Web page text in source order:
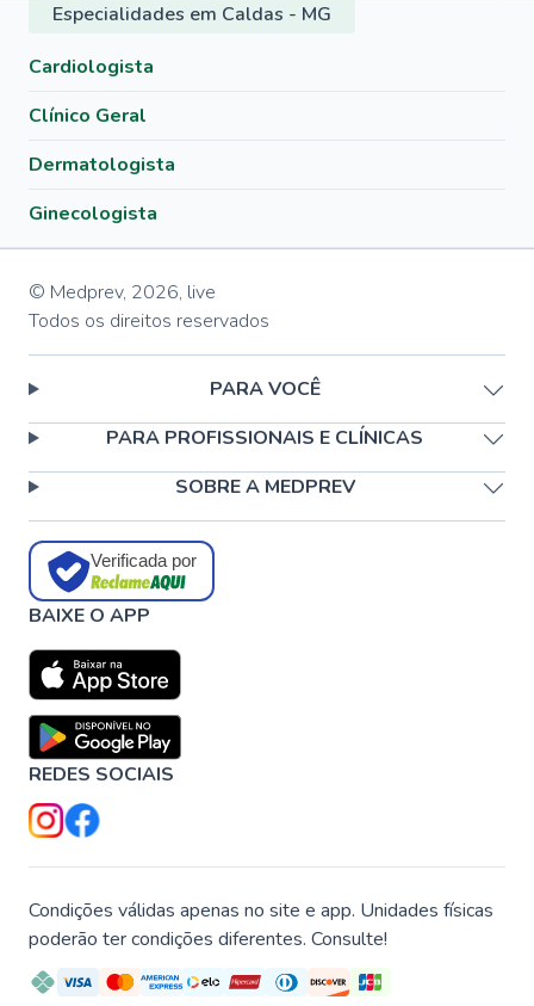
Especialidades em Caldas - MG
Cardiologista
Clínico Geral
Dermatologista
Ginecologista
© Medprev, 2026, live
Todos os direitos reservados
PARA VOCÊ
PARA PROFISSIONAIS E CLÍNICAS
SOBRE A MEDPREV
Verificada por
BAIXE O APP
REDES SOCIAIS
Condições válidas apenas no site e app. Unidades físicas
poderão ter condições diferentes. Consulte!